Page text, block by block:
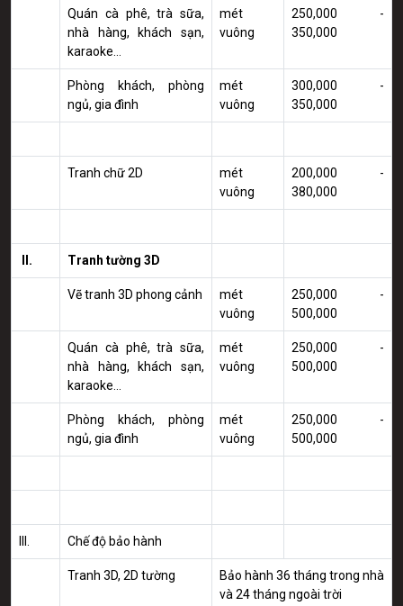
Quán cà phê, trà sữa,
nhà hàng, khách sạn,
karaoke...
mét
vuông
250,000 -
350,000
Phòng khách, phòng
ngủ, gia đình
mét
vuông
300,000 -
350,000
Tranh chữ 2D
mét
vuông
200,000 -
380,000
II. Tranh tường 3D
Vẽ tranh 3D phong cảnh
mét
vuông
250,000 -
500,000
Quán cà phê, trà sữa,
nhà hàng, khách sạn,
karaoke...
mét
vuông
250,000 -
500,000
Phòng khách, phòng
ngủ, gia đình
mét
vuông
250,000 -
500,000
III. Chế độ bảo hành
Tranh 3D, 2D tường
Bảo hành 36 tháng trong nhà
và 24 tháng ngoài trời